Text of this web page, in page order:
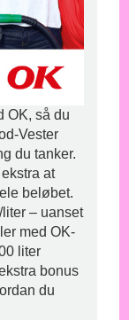
OK, så du
Vester
du tanker.
at
beløbet.
– uanset
med OK-
liter
bonus
du